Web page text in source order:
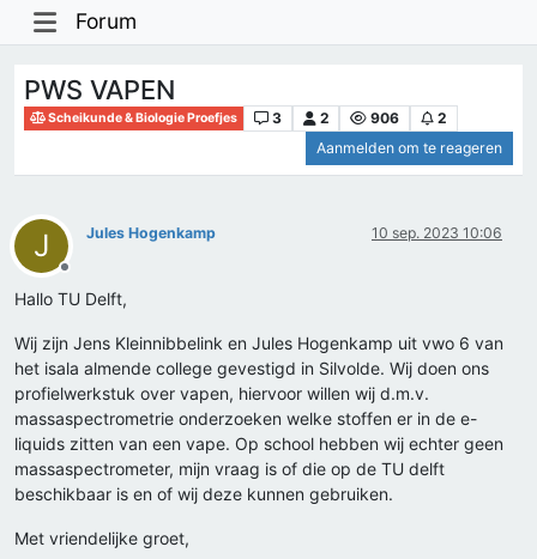
Forum
PWS VAPEN
Scheikunde & Biologie Proefjes 3 2 906
2
Aanmelden om te reageren
J
Offline
Jules Hogenkamp 10 sep. 2023 10:06
Hallo TU Delft,
Wij zijn Jens Kleinnibbelink en Jules Hogenkamp uit vwo 6 van
het isala almende college gevestigd in Silvolde. Wij doen ons
profielwerkstuk over vapen, hiervoor willen wij d.m.v.
massaspectrometrie onderzoeken welke stoffen er in de e-
liquids zitten van een vape. Op school hebben wij echter geen
massaspectrometer, mijn vraag is of die op de TU delft
beschikbaar is en of wij deze kunnen gebruiken.
Met vriendelijke groet,